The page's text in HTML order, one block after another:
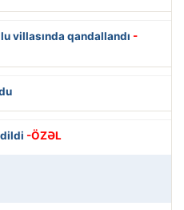
villasında qandallandı -
-ÖZƏL